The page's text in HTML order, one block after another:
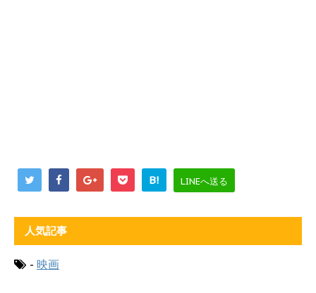
B! LINEへ送る
人気記事
- 映画